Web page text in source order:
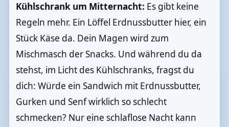
Kühlschrank um Mitternacht: Es gibt keine
Regeln mehr. Ein Löffel Erdnussbutter hier, ein
Stück Käse da. Dein Magen wird zum
Mischmasch der Snacks. Und während du da
stehst, im Licht des Kühlschranks, fragst du
dich: Würde ein Sandwich mit Erdnussbutter,
Gurken und Senf wirklich so schlecht
schmecken? Nur eine schlaflose Nacht kann